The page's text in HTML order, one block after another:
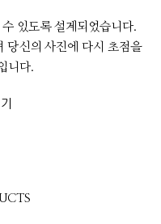
있도록 설계되었습니다.
당신의 사진에 다시 초점을
니다.